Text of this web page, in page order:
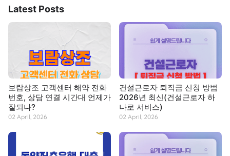
Latest Posts
보람상조 고객센터 해약 전화
번호, 상담 연결 시간대 언제가
잘되나?
02 April, 2026
건설근로자 퇴직금 신청 방법
2026년 최신(건설근로자 하
나로 서비스)
02 April, 2026